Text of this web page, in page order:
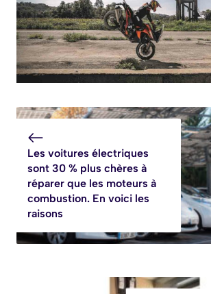
Les voitures électriques
sont 30 % plus chères à
réparer que les moteurs à
combustion. En voici les
raisons